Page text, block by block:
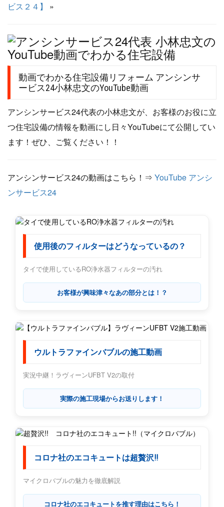
ビス２４】
»
動画でわかる住宅設備リフォーム アンシンサ
ービス24小林忠文のYouTube動画
アンシンサービス24代表の小林忠文が、お客様のお役に立
つ住宅設備の情報を動画にし日々YouTubeにて公開してい
ます！ぜひ、ご覧ください！！
アンシンサービス24の動画はこちら！⇒ YouTube アンシ
ンサービス24
使用後のフィルターはどうなっているの？
タイで使用しているRO浄水器フィルターの汚れ
お客様が興味津々なあの部分とは！？
ウルトラファインバブルの施工動画
実況中継！ラヴィーンUFBT V2の取付
実際の施工現場からお送りします！
コロナ社のエコキュートは超贅沢!!
マイクロバブルの魅力を徹底解説
コロナ社のエコキュートを推す理由はこちら！